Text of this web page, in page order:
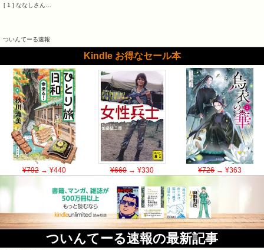
[ 1 ] ななしさん…
ついんてーる速報
Kindle お得なセール本
¥792→ ¥440 ¥660→ ¥330 ¥726→ ¥363
ついんてーる速報の最新記事